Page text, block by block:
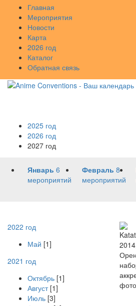
Главная
Мероприятия
Новости
Карта
2026 год
Каталог
Обратная связь
2025 год
2026 год
2027 год
Январь 6
мероприятий
Февраль 8
мероприятий
2022 год
Май [1]
2021 год
Октябрь [1]
Август[1]
Июль [3]